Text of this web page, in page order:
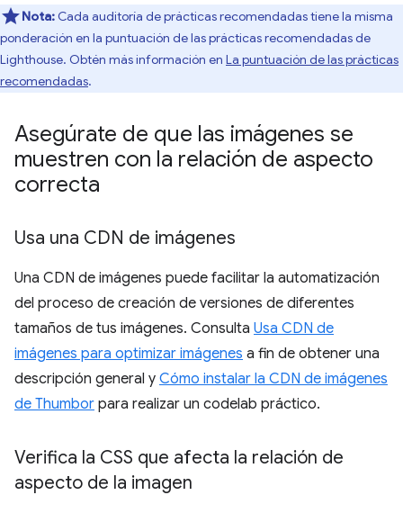
Nota: Cada auditoría de prácticas recomendadas tiene la misma
ponderación en la puntuación de las prácticas recomendadas de
Lighthouse. Obtén más información en La puntuación de las prácticas
recomendadas.
Asegúrate de que las imágenes se
muestren con la relación de aspecto
correcta
Usa una CDN de imágenes
Una CDN de imágenes puede facilitar la automatización
del proceso de creación de versiones de diferentes
tamaños de tus imágenes. Consulta Usa CDN de
imágenes para optimizar imágenes a fin de obtener una
descripción general y Cómo instalar la CDN de imágenes
de Thumbor para realizar un codelab práctico.
Verifica la CSS que afecta la relación de
aspecto de la imagen